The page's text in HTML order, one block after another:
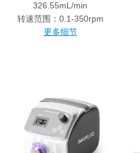
326.55mL/min
转速范围：0.1-350rpm
更多细节